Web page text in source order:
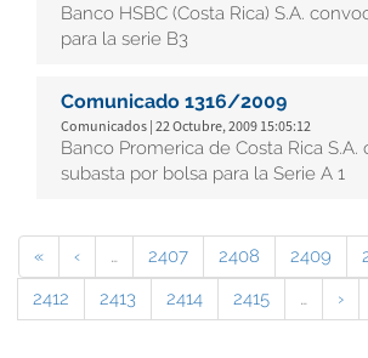
Banco HSBC (Costa Rica) S.A.
para la serie B3
Comunicado 1316/2009
Comunicados | 22 Octubre, 2009 15:05:12
Banco Promerica de Costa Rica S.A.
subasta por bolsa para la Serie A 1
« ‹ … 2407 2408 2409
2412
2413 2414 2415 … ›